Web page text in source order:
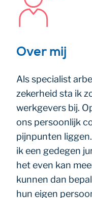
Over mij
Als specialist
zekerheid sta ik
werkgevers bij.
ons persoonlijk
pijnpunten
ik een gedegen
het even kan
kunnen dan
hun eigen